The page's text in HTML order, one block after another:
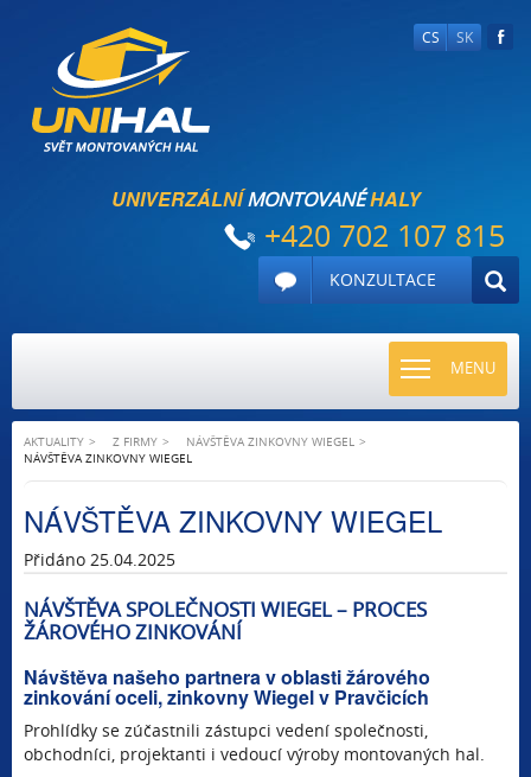
CS SK
UNIVERZÁLNÍMONTOVANÉHALY
+420 702 107 815
KONZULTACE
MENU
TOGGLE
AKTUALITY Z FIRMY
NÁVŠTĚVA ZINKOVNY WIEGEL
NÁVŠTĚVA ZINKOVNY WIEGEL
NÁVŠTĚVA ZINKOVNY WIEGEL
Přidáno 25.04.2025
NÁVŠTĚVA SPOLEČNOSTI WIEGEL – PROCES
ŽÁROVÉHO ZINKOVÁNÍ
Návštěva našeho partnera v oblasti žárového
zinkování oceli, zinkovny Wiegel v Pravčicích
Prohlídky se zúčastnili zástupci vedení společnosti,
obchodníci, projektanti i vedoucí výroby montovaných hal.